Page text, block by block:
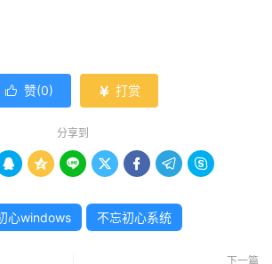
 赞(0)  打赏
分享到
      
心windows 不忘初心系统
下一篇